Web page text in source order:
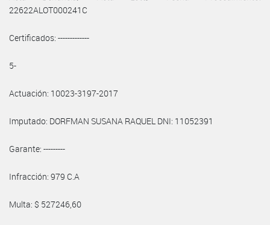
22622ALOT000241C
Certificados: -------------
5-
Actuación: 10023-3197-2017
Imputado: DORFMAN SUSANA RAQUEL DNI: 11052391
Garante: ---------
Infracción: 979 C.A
Multa: $ 527246,60